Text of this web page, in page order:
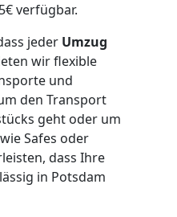
verfügbar.
jeder Umzug
wir flexible
und
den Transport
geht oder um
Safes oder
dass Ihre
in Potsdam